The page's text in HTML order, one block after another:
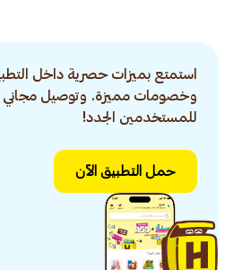
استمتع بميزات حصرية داخل
وخصومات مميزة. وتوصيل مجاني
للمستخدمين الجدد!
حمل التطبيق الآن